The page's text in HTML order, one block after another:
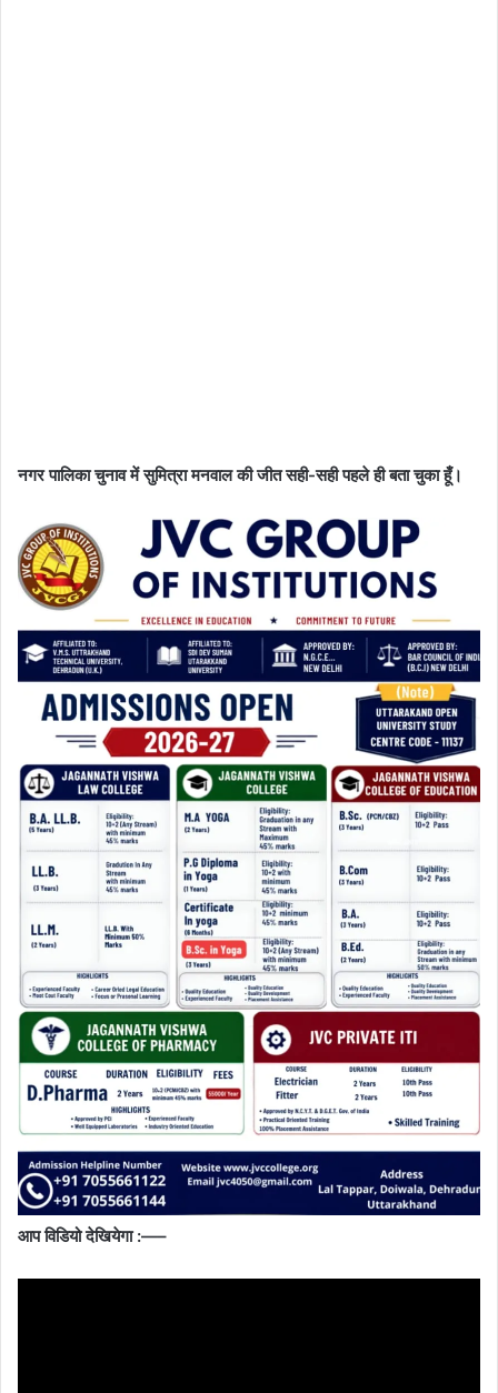
नगर पालिका चुनाव में सुमित्रा मनवाल की जीत सही-सही पहले ही बता चुका हूँ।
आप विडियो देखियेगा :—–